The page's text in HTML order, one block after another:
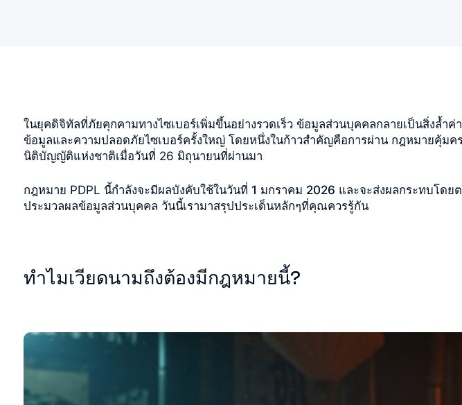
ในยุคดิจิทัลที่ภัยคุกคามทางไซเบอร์เพิ่มขึ้นอย่างรวดเร็ว ข้อมูลส่วนบุคคลกลายเป็นสิ่งล้
ข้อมูลและความปลอดภัยไซเบอร์ครั้งใหญ่ โดยหนึ่งในก้าวสำคัญคือการผ่าน กฎหมายคุ้มค
นิติบัญญัติแห่งชาติเมื่อวันที่ 26 มิถุนายนที่ผ่านมา
กฎหมาย PDPL นี้กำลังจะมีผลบังคับใช้ในวันที่ 1 มกราคม 2026 และจะส่งผลกระทบโดย
ประมวลผลข้อมูลส่วนบุคคล วันนี้เรามาสรุปประเด็นหลักๆที่คุณควรรู้กัน
ทำไมเวียดนามถึงต้องมีกฎหมายนี้?